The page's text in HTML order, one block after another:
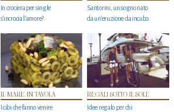
In crociera per single
s'incrocia l’amore?
Santorini, un sogno nato
da un’eruzione da incubo
IL MARE IN TAVOLA
I cibi che fanno venire
REGALI SOTTO IL SOLE
Idee regalo per chi